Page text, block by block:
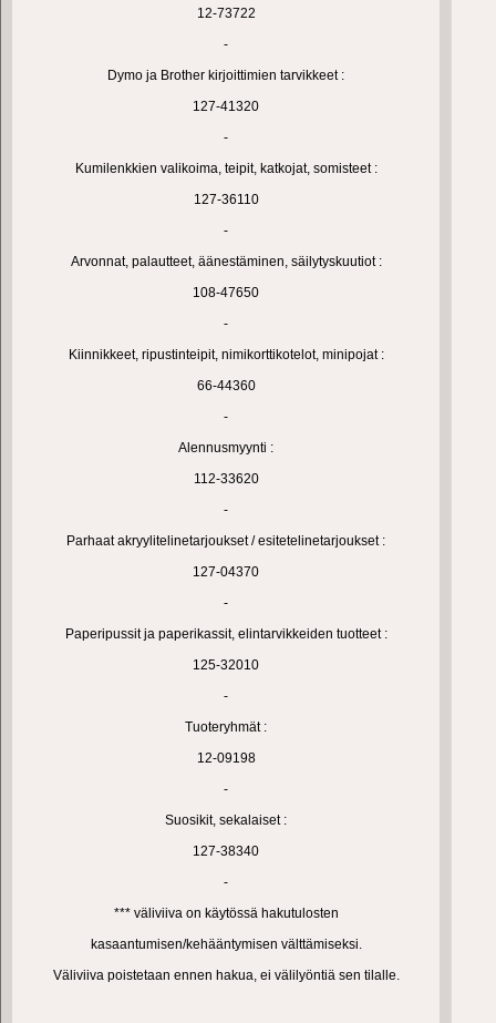
12-73722
-
Dymo ja Brother kirjoittimien tarvikkeet :
127-41320
-
Kumilenkkien valikoima, teipit, katkojat, somisteet :
127-36110
-
Arvonnat, palautteet, äänestäminen, säilytyskuutiot :
108-47650
-
Kiinnikkeet, ripustinteipit, nimikorttikotelot, minipojat :
66-44360
-
Alennusmyynti :
112-33620
-
Parhaat akryylitelinetarjoukset / esitetelinetarjoukset :
127-04370
-
Paperipussit ja paperikassit, elintarvikkeiden tuotteet :
125-32010
-
Tuoteryhmät :
12-09198
-
Suosikit, sekalaiset :
127-38340
-
*** väliviiva on käytössä hakutulosten
kasaantumisen/kehääntymisen välttämiseksi.
Väliviiva poistetaan ennen hakua, ei välilyöntiä sen tilalle.